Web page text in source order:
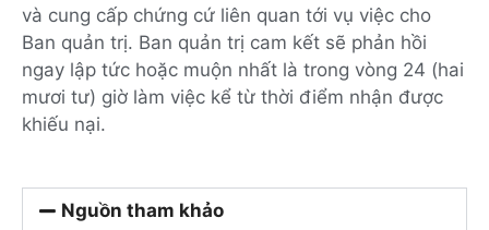
và cung cấp chứng cứ liên quan tới vụ việc cho
Ban quản trị. Ban quản trị cam kết sẽ phản hồi
ngay lập tức hoặc muộn nhất là trong vòng 24 (hai
mươi tư) giờ làm việc kể từ thời điểm nhận được
khiếu nại.
Nguồn tham khảo